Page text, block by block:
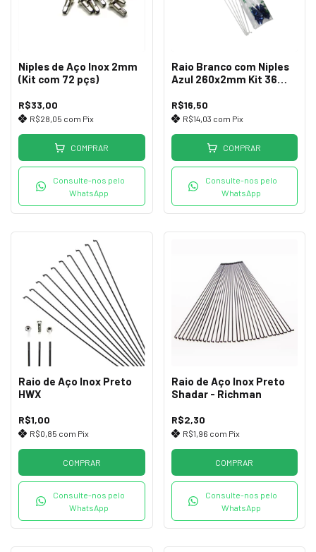
Niples de Aço Inox 2mm
(Kit com 72 pçs)
R$33,00
R$28,05 com Pix
COMPRAR
Consulte-nos pelo
WhatsApp
Raio Branco com Niples
Azul 260x2mm Kit 36
R$16,50
R$14,03 com Pix
COMPRAR
Consulte-nos pelo
WhatsApp
Raio de Aço Inox Preto
HWX
R$1,00
R$0,85 com Pix
COMPRAR
Consulte-nos pelo
WhatsApp
Raio de Aço Inox Preto
Shadar - Richman
R$2,30
R$1,96 com Pix
COMPRAR
Consulte-nos pelo
WhatsApp